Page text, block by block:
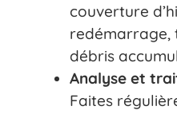
couverture
redémarrage,
débris
Analyse et
Faites